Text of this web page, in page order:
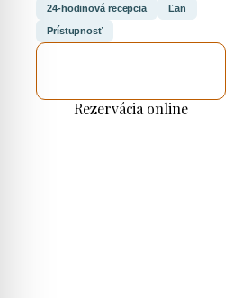
24-hodinová recepcia Ľan
Prístupnosť
Rezervácia online